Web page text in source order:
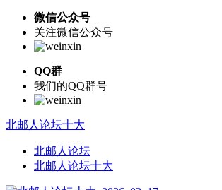
微信公众号
关注微信公众号
QQ群
我们的QQ群号
北邮人论坛十大
北邮人论坛
北邮人论坛十大